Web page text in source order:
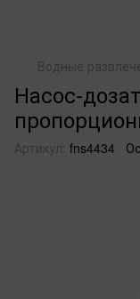
Водные
Насос-
Артикул: fns4434